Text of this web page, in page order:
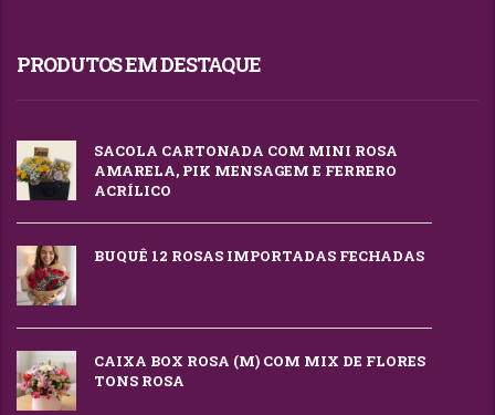
PRODUTOS EM DESTAQUE
SACOLA CARTONADA COM MINI ROSA
AMARELA, PIK MENSAGEM E FERRERO
ACRÍLICO
BUQUÊ 12 ROSAS IMPORTADAS FECHADAS
CAIXA BOX ROSA (M) COM MIX DE FLORES
TONS ROSA